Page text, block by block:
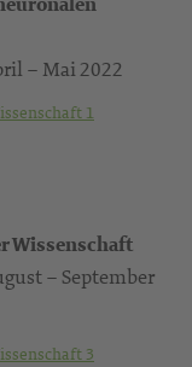
– Mai 2022
1
Wissenschaft
– September
3